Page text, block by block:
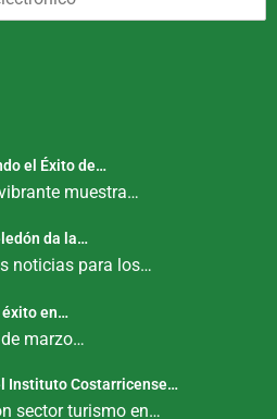
el Éxito de…
muestra…
da la…
noticias para los…
éxito en…
marzo…
Instituto Costarricense…
sector turismo en…